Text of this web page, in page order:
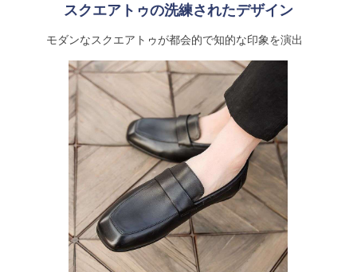
スクエアトゥの洗練されたデザイン
モダンなスクエアトゥが都会的で知的な印象を演出